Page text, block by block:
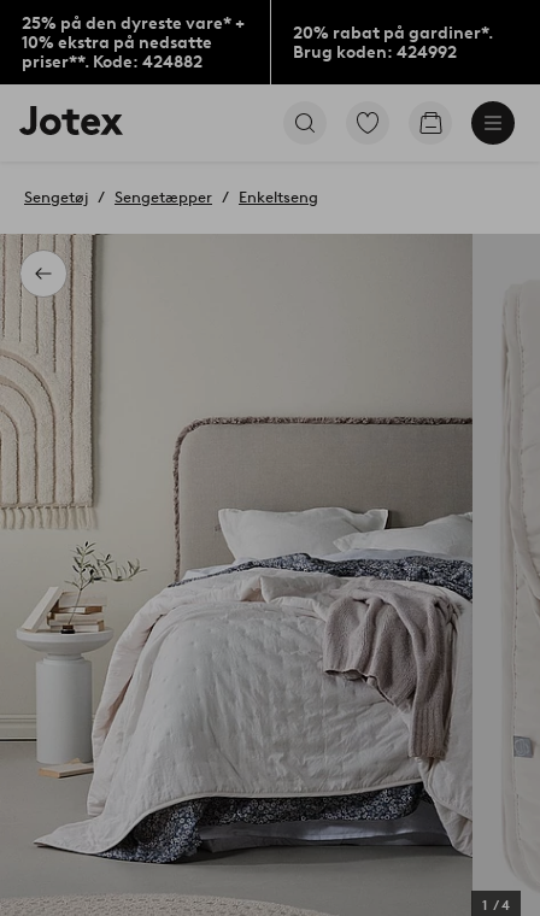
25% på den dyreste vare* +
10% ekstra på nedsatte
priser**. Kode: 424882
20% rabat på gardiner*.
Brug koden: 424992
Jotex
logo
til
Gå
Gå
Tilbage
Sengetøj Sengetæpper Enkeltseng
1 /4